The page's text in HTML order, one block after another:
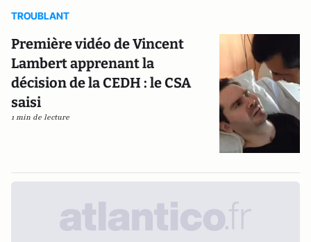
TROUBLANT
Première vidéo de Vincent
Lambert apprenant la
décision de la CEDH : le CSA
saisi
1 min de lecture